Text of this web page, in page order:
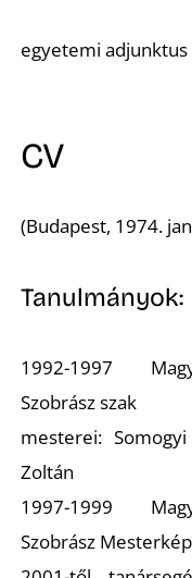
egyetemi adjunktus
CV
(Budapest, 1974.
Tanulmányok:
1992-1997
Szobrász szak
mesterei:
Zoltán
1997-1999
Szobrász